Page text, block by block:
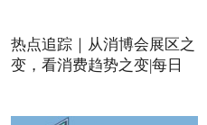
热点追踪｜从消博会展区之
变，看消费趋势之变|每日